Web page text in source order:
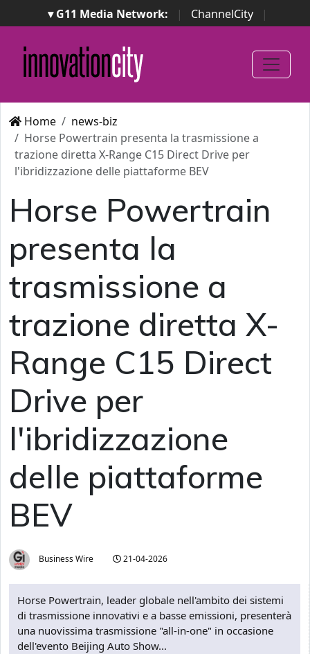
▾ G11 Media Network: | ChannelCity
|
ImpresaCity | SecurityOpenLab | Italian Channel
Awards
Italian Project Awards
Italian Security
Awards
Home
news-biz
Horse Powertrain presenta la trasmissione a
trazione diretta X-Range C15 Direct Drive per
l'ibridizzazione delle piattaforme BEV
Horse Powertrain
presenta la
trasmissione a
trazione diretta X-
Range C15 Direct
Drive per
l'ibridizzazione
delle piattaforme
BEV
Business Wire 21-04-2026
Horse Powertrain, leader globale nell'ambito dei sistemi
di trasmissione innovativi e a basse emissioni, presenterà
una nuovissima trasmissione "all-in-one" in occasione
dell'evento Beijing Auto Show...